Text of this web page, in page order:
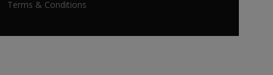
Terms & Conditions